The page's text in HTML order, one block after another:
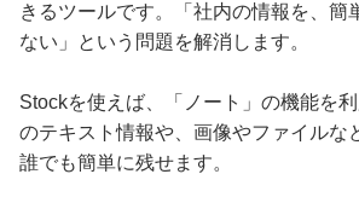
きるツールです。「社内の情報を、簡
ない」という問題を解消します。
Stockを使えば、「ノート」の機能を
のテキスト情報や、画像やファイルな
誰でも簡単に残せます。